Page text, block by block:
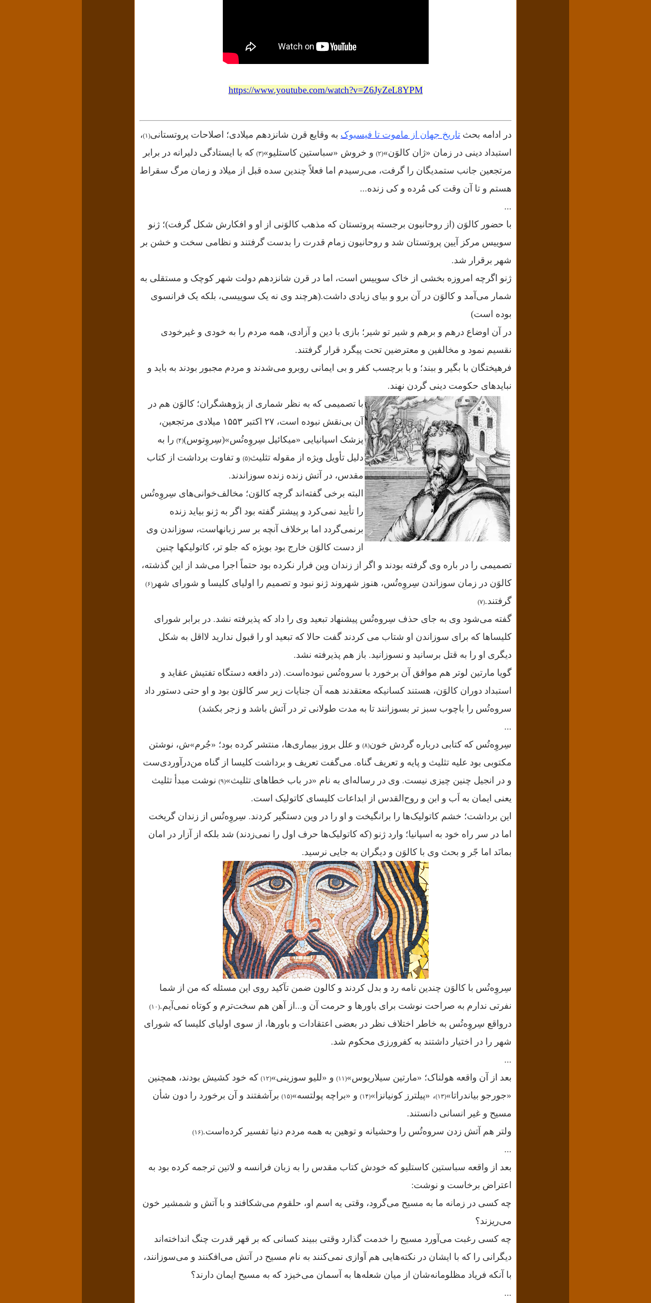
https://www.youtube.com/watch?v=Z6JyZeL8YPM
در ادامه بحث تاریخ جهان از ماموت تا فیسبوک به وقایع قرن شانزدهم میلادی؛ اصلاحات پروتستانی(۱)
،
استبداد دینی در زمان «ژان کالوَن»(۲) و خروش «سباستین کاستلیو»(۳)
که با ایستادگی دلیرانه در برابر
مرتجعین جانب ستمدیگان را گرفت، می‌رسیدم اما فعلاً چندین سده قبل از میلاد و زمان مرگ سقراط
هستم و تا آن وقت کی مُرده و کی زنده...
...
با حضور کالوَن (از روحانیون برجسته پروتستان که مذهب کالوَنی از او و افکارش شکل گرفت)؛ ژنو
سوییس مرکز آیین پروتستان شد و روحانیون زمام قدرت را بدست گرفتند و نظامی سخت و خشن بر
شهر برقرار شد.
ژنو اگرچه امروزه بخشی از خاک سو‌ییس است، اما در قرن شانزدهم دولت شهر کوچک و مستقلی به
شمار می‌آمد و کالوَن در آن برو و بیای زیادی داشت.(هرچند وی نه یک سو‌ییسی، بلکه یک فرانسوی
بوده است)
در آن اوضاع درهم و برهم و شیر تو شیر؛ بازی با دین و آزادی،‌ همه‏‏ مردم را به خودی و غیرخودی
نقسیم نمود و مخالفین و معترضین تحت پیگرد قرار گرفتند.
فرهیختگان با بگیر و ببند؛ و با برچسب کفر و بی ایمانی روبرو می‌شدند و مردم مجبور بودند به باید و
نبایدهای حکومت دینی گردن نهند.
با تصمیمی که به نظر شماری از پژوهشگران؛ کالوَن هم در
آن بی‌نقش نبوده است، ۲۷ اکتبر ۱۵۵۳ میلادی مرتجعین،
پزشک اسپانیایی «میکائیل سِروِه‌تُس»(سِروِتوس)(۴)
را به
دلیل تأویل ویژه از مقوله تثلیث(۵)
و تفاوت برداشت از کتاب
مقدس، در آتش زنده زنده سوزاندند.
البته برخی گفته‌اند گرچه کالوَن؛ مخالف‌خوانی‌های سِروِه‌تُس
را تأیید نمی‌کرد و پیشتر گفته بود اگر به ژنو بیاید زنده
برنمی‌گردد اما برخلاف آنچه بر سر زبانهاست، سوزاندن وی
از دست کالوَن خارج بود بویژه که جلو تر، کاتولیکها چنین
تصمیمی را در باره وی گرفته بودند و اگر از زندان وین فرار نکرده بود حتماً اجرا می‌شد از این گذشته،
کالوَن در زمان سوزاندن سِروِه‌تُس، هنوز شهروند ژنو نبود و تصمیم را اولیای کلیسا و شورای شهر (۶)
گرفتند.(۷)
گفته می‌شود وی به جای حذف سِروه‌تُس پیشنهاد تبعید وی را داد که پذیرفته نشد. در برابر شورای
کلیساها که برای سوزاندن او شتاب می کردند گفت حالا که تبعید او را قبول ندارید لااقل به شکل
دیگری او را به قتل برسانید و نسوزانید. باز هم پذیرفته نشد.
گویا مارتین لوتر هم موافق آن برخورد با سروه‌تُس نبوده‌است. (در دافعه دستگاه تفتیش عقاید و
استبداد دوران کالوَن، هستند کسانیکه معتقدند همه آن جنایات زیر سر کالوَن بود و او حتی دستور داد
سروه‌تُس را باچوب سبز تر بسوزانند تا به مدت طولانی تر در آتش باشد و زجر بکشد)
...
سِروِه‌تُس که کتابی درباره گردش خون(۸)
و علل بروز بیماری‌ها، منتشر کرده بود؛ «جُرم»ش، نوشتن
مکتوبی بود علیه تثلیث و پایه و تعریف گناه. می‌گفت تعریف و برداشت کلیسا از گناه من‌در‌آوردی‌ست
و در انجیل چنین چیزی نیست. وی در رساله‌ای به نام «در باب خطاهای تثلیث»(۹)
نوشت مبدأ تثلیث
یعنی ایمان به اَب و ابن و روح‌القدس از ابداعات کلیسای کاتولیک است.
این برداشت؛ خشم کاتولیک‌ها را برانگیخت و او را در وین دستگیر کردند. سِروِه‌تُس از زندان گریخت
اما در سر راه خود به اسپانیا؛ وارد ژنو (که کاتولیک‌ها حرف اول را نمی‌زدند) شد بلکه از آزار در امان
بمانَد اما جّر و بحث وی با کالوَن و دیگران به جایی نرسید.
سِروِه‌تُس با کالوَن چندین نامه رد و بدل کردند و کالون ضمن تآکید روی این مسئله که من از شما
نفرتی ندارم به صراحت نوشت برای باورها و حرمت آن و...از آهن هم سخت‌ترم و کوتاه نمی‌آیم.(۱۰)
درواقع سِروِه‌تُس به خاطر اختلاف نظر در بعضی اعتقادات و باورها، از سوی اولیای کلیسا که شورای
شهر را در اختیار داشتند به کفرورزی محکوم شد.
...
بعد از آن واقعه هولناک؛ «مارتین سیلاریوس»(۱۱) و «للیو سوزینی»(۱۲)
که خود کشیش بودند، همچنین
«جورجو بیاندراتا»(۱۳) ، «پیلترز کونیانزا»(۱۴) و «براچه پولتسه»(۱۵)
برآشفتند و آن برخورد را دون شأن
مسیح و غیر انسانی دانستند.
ولتر هم آتش زدن سروه‌تُس را وحشیانه و توهین به همه مردم دنیا تفسیر کرده‌است.(۱۶)
...
بعد از واقعه سباستین کاستلیو که خودش کتاب مقدس را به زبان فرانسه و لاتین ترجمه کرده بود به
اعتراض برخاست و نوشت:
چه کسی در زمانه ما به مسیح می‌گرود، وقتی یه اسم او، حلقوم می‌شکافند و با آتش و شمشیر خون
می‌ریزند؟
چه کسی رغبت می‌آورد مسیح را خدمت گذارد وقتی ببیند کسانی که بر قهر قدرت چنگ انداخته‌اند
دیگرانی را که با ایشان در نکته‌هایی هم آوازی نمی‌کنند به نام مسیح در آتش می‌افکنند و می‌سوزانند،
با آنکه فریاد مظلومانه‌شان از میان شعله‌ها به آسمان می‌خیزد که به مسیح ایمان دارند؟
...